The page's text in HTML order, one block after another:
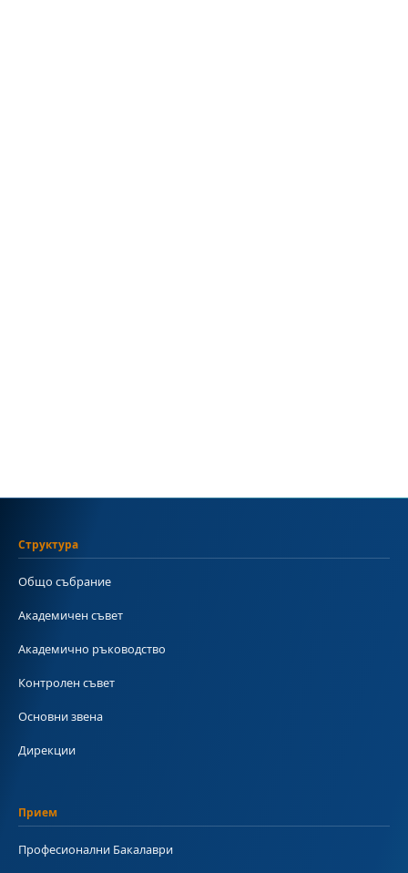
Структура
Общо събрание
Академичен съвет
Академично ръководство
Контролен съвет
Основни звена
Дирекции
Прием
Професионални Бакалаври